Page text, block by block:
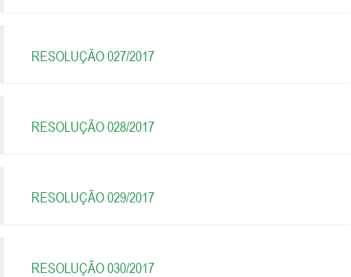
RESOLUÇÃO 027/2017
RESOLUÇÃO 028/2017
RESOLUÇÃO 029/2017
RESOLUÇÃO 030/2017